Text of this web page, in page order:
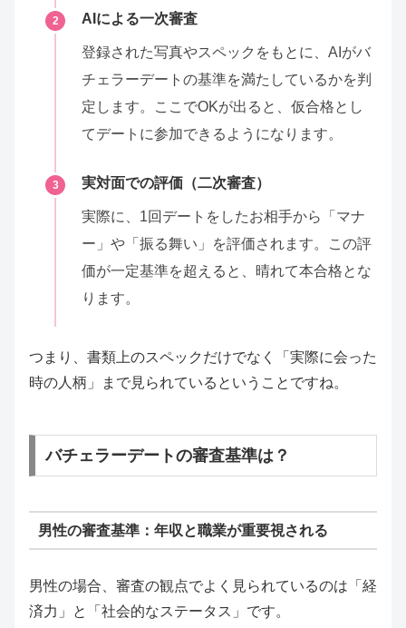
2 AIによる一次審査
登録された写真やスペックをもとに、AIがバ
チェラーデートの基準を満たしているかを判
定します。ここでOKが出ると、仮合格とし
てデートに参加できるようになります。
3 実対面での評価（二次審査）
実際に、1回デートをしたお相手から「マナ
ー」や「振る舞い」を評価されます。この評
価が一定基準を超えると、晴れて本合格とな
ります。
つまり、書類上のスペックだけでなく「実際に会った
時の人柄」まで見られているということですね。
バチェラーデートの審査基準は？
男性の審査基準：年収と職業が重要視される
男性の場合、審査の観点でよく見られているのは「経
済力」と「社会的なステータス」です。